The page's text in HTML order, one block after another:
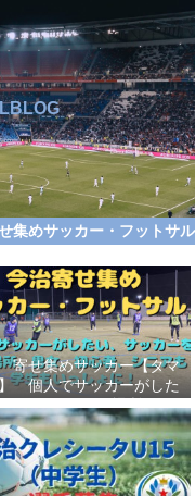
集めサッカー・フット
寄せ集めサッカー【タマ
個人でサッカーがした
サッカーをする場所、男
心者、シニアも学生もい
しょに！【タマケル】